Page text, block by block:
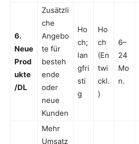
6.
Neue
Prod
ukte
/DL
Zusätzli
che
Angebo
te für
besteh
ende
oder
neue
Kunden
Ho
ch;
lan
gfri
sti
g
Ho
ch
(En
twi
ckl.
)
6–
24
Mo
n.
Mehr
Umsatz